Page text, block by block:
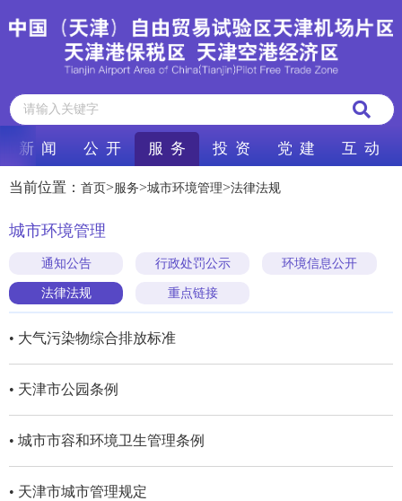
新 闻 公 开 服 务 投 资 党 建 互 动
当前位置： 首页>服务>城市环境管理>法律法规
城市环境管理
通知公告 行政处罚公示 环境信息公开
法律法规 重点链接
• 大气污染物综合排放标准
• 天津市公园条例
• 城市市容和环境卫生管理条例
• 天津市城市管理规定